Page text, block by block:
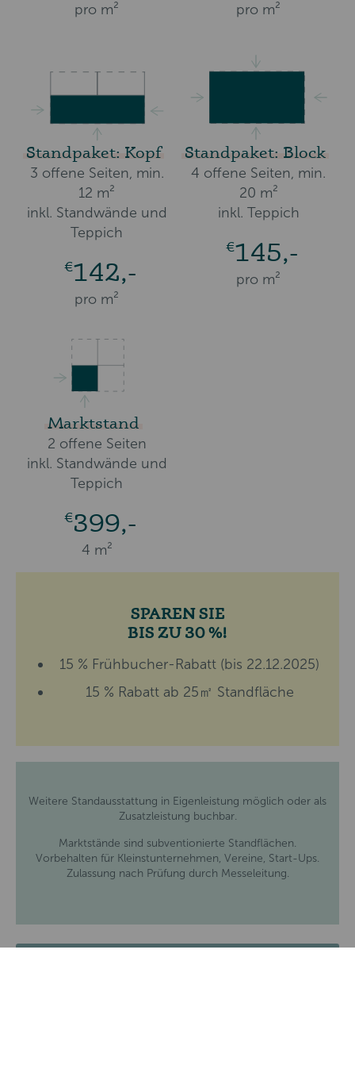
pro m² pro m²
Standpaket: Kopf
3 offene Seiten, min.
12 m²
inkl. Standwände und
Teppich
€142,-
pro m²
Standpaket: Block
4 offene Seiten, min.
20 m²
inkl. Teppich
€145,-
pro m²
Marktstand
2 offene Seiten
inkl. Standwände und
Teppich
€399,-
4 m²
SPAREN SIE
BIS ZU 30 %!
15 % Frühbucher-Rabatt (bis 22.12.2025)
15 % Rabatt ab 25㎡ Standfläche
Weitere Standausstattung in Eigenleistung möglich oder als
Zusatzleistung buchbar.
Marktstände sind subventionierte Standflächen.
Vorbehalten für Kleinstunternehmen, Vereine, Start-Ups.
Zulassung nach Prüfung durch Messeleitung.